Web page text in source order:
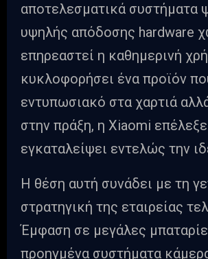
αποτελεσματικά συστήματα
υψηλής απόδοσης hardware
επηρεαστεί η καθημερινή
κυκλοφορήσει ένα προϊόν
εντυπωσιακό στα χαρτιά
στην πράξη, η Xiaomi
εγκαταλείψει εντελώς την
Η θέση αυτή συνάδει με τη
στρατηγική της εταιρείας
Έμφαση σε μεγάλες
προηγμένα συστήματα